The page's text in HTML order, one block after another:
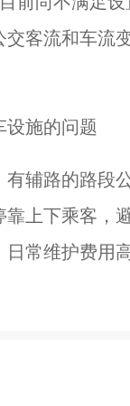
客流和车流
设施的问题
有辅路的路段
上下乘客，
常维护费用